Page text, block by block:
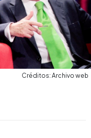
Créditos: Archivo web